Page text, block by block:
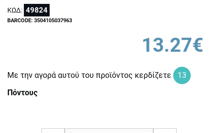
ΚΩΔ: 49824
BARCODE: 3504105037963
13.27€
Με την αγορά αυτού του προϊόντος κερδίζετε
13
Πόντους